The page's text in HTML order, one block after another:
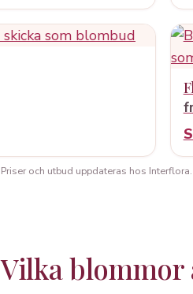
Priser och utbud uppdateras hos
Vilka blommor